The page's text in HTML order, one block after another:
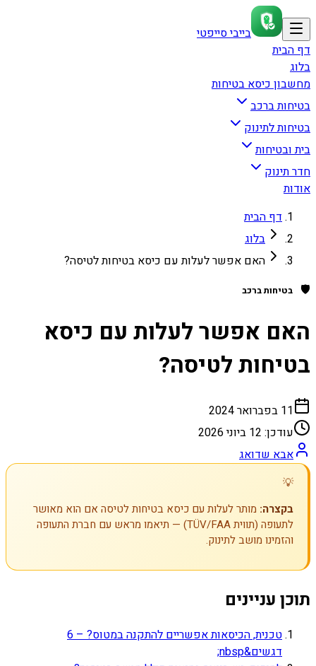
בייבי סייפטי
דף הבית
בלוג
מחשבון כיסא בטיחות
בטיחות ברכב
בטיחות לתינוק
בית ובטיחות
חדר תינוק
אודות
דף הבית
בלוג
האם אפשר לעלות עם כיסא בטיחות לטיסה?
🛡️
בטיחות ברכב
האם אפשר לעלות עם כיסא
בטיחות לטיסה?
11 בפברואר 2024
עודכן: 12 ביוני 2026
אבא שדואג
💡
בקצרה: מותר לעלות עם כיסא בטיחות לטיסה אם הוא מאושר
לתעופה (תווית TÜV/FAA) — תיאמו מראש עם חברת התעופה
והזמינו מושב לתינוק.
תוכן עניינים
טכנית, הכיסאות אפשריים להתקנה במטוס? – 6
דגשים&nbsp;